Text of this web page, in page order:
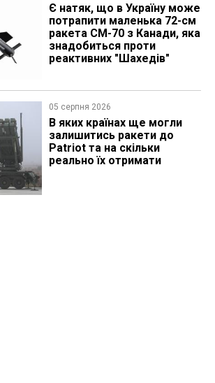
Є натяк, що в Україну може
потрапити маленька 72-см
ракета CM-70 з Канади, яка
знадобиться проти
реактивних "Шахедів"
05 серпня 2026
В яких країнах ще могли
залишитись ракети до
Patriot та на скільки
реально їх отримати